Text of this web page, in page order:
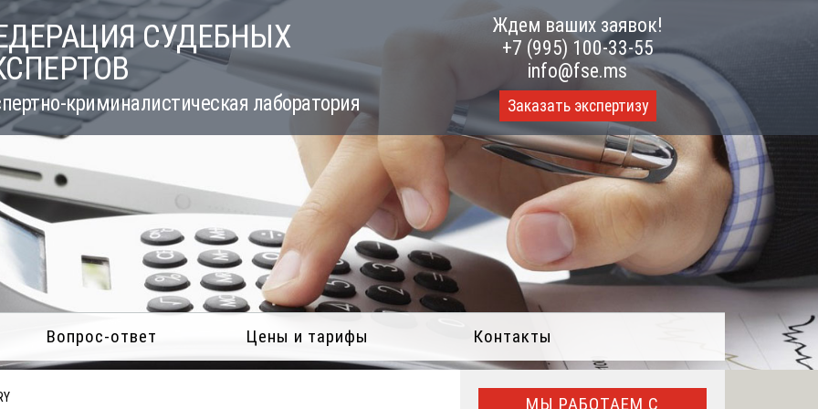
СУДЕБНЫХ
криминалистическая лаборатория
Ждем ваших заявок!
+7 (995) 100-33-55
info@fse.ms
Заказать экспертизу
Вопрос-ответ Цены и тарифы Контакты
МЫ РАБОТАЕМ С